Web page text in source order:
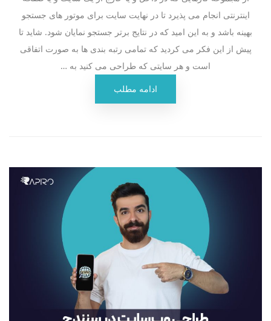
اینترنتی انجام می پذیرد تا در نهایت سایت برای موتور های جستجو
بهینه باشد و به این امید که در نتایج برتر جستجو نمایان شود. شاید تا
پیش از این فکر می کردید که تمامی رتبه بندی ها به صورت اتفاقی
است و هر سایتی که طراحی می کنید به …
ادامه مطلب